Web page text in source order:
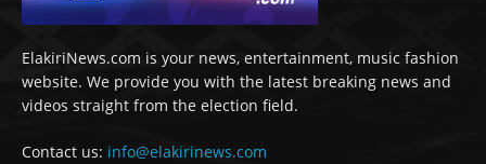
ElakiriNews.com is your news, entertainment, music fashion
website. We provide you with the latest breaking news and
videos straight from the election field.
Contact us: info@elakirinews.com